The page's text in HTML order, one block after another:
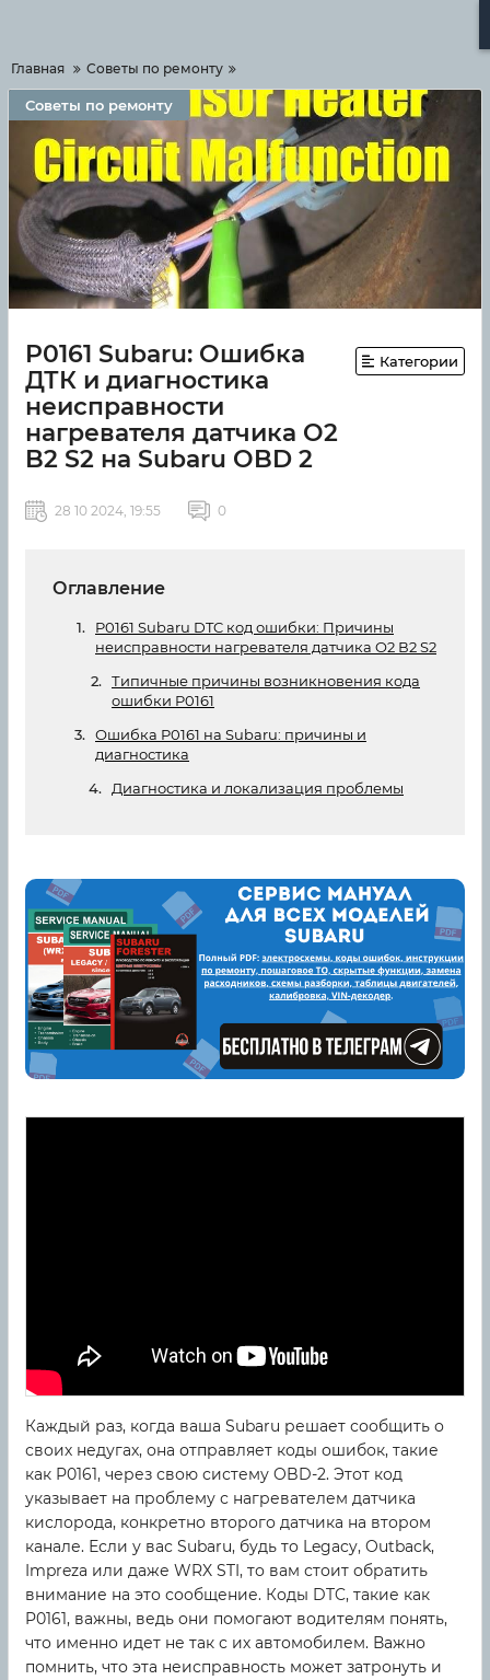
Главная Советы по ремонту
Советы по ремонту
P0161 Subaru: Ошибка
ДТК и диагностика
неисправности
нагревателя датчика O2
B2 S2 на Subaru OBD 2
Категории
28 10 2024, 19:55 0
Оглавление
P0161 Subaru DTC код ошибки: Причины
неисправности нагревателя датчика O2 В2 S2
Типичные причины возникновения кода
ошибки P0161
Ошибка P0161 на Subaru: причины и
диагностика
Диагностика и локализация проблемы
Каждый раз, когда ваша Subaru решает сообщить о
своих недугах, она отправляет коды ошибок, такие
как P0161, через свою систему OBD-2. Этот код
указывает на проблему с нагревателем датчика
кислорода, конкретно второго датчика на втором
канале. Если у вас Subaru, будь то Legacy, Outback,
Impreza или даже WRX STI, то вам стоит обратить
внимание на это сообщение. Коды DTC, такие как
P0161, важны, ведь они помогают водителям понять,
что именно идет не так с их автомобилем. Важно
помнить, что эта неисправность может затронуть и